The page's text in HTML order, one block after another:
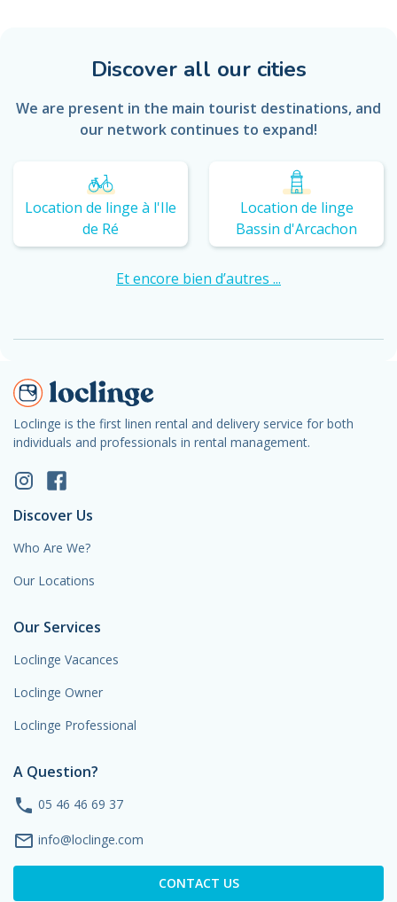
Discover all our cities
We are present in the main tourist destinations, and
our network continues to expand!
Location de linge à l'Ile
de Ré
Location de linge
Bassin d'Arcachon
Et encore bien d’autres ...
Loclinge is the first linen rental and delivery service for both
individuals and professionals in rental management.
Discover Us
Who Are We?
Our Locations
Our Services
Loclinge Vacances
Loclinge Owner
Loclinge Professional
A Question?
phone 05 46 46 69 37
mail_outline info@loclinge.com
CONTACT US